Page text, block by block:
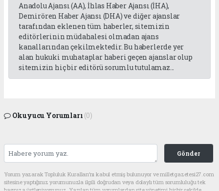
Anadolu Ajansı (AA), İhlas Haber Ajansı (İHA),
Demirören Haber Ajansı (DHA) ve diğer ajanslar
tarafından eklenen tüm haberler, sitemizin
editörlerinin müdahalesi olmadan ajans
kanallarından çekilmektedir. Bu haberlerde yer
alan hukuki muhataplar haberi geçen ajanslar olup
sitemizin hiç bir editörü sorumlu tutulamaz...
Okuyucu Yorumları (0)
Gönder
Yorum yazarak Topluluk Kuralları’nı kabul etmiş bulunuyor ve milletgazetesi27.com
sitesine yaptığınız yorumunuzla ilgili doğrudan veya dolaylı tüm sorumluluğu tek